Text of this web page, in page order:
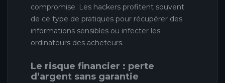
compromise. Les hackers profitent souvent
de ce type de pratiques pour récupérer des
informations sensibles ou infecter les
ordinateurs des acheteurs.
Le risque financier : perte
d’argent sans garantie